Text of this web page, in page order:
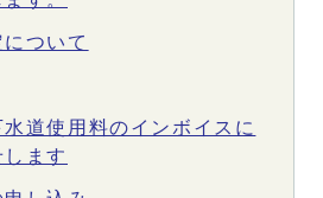
ついて
道使用料のインボイスに
ます